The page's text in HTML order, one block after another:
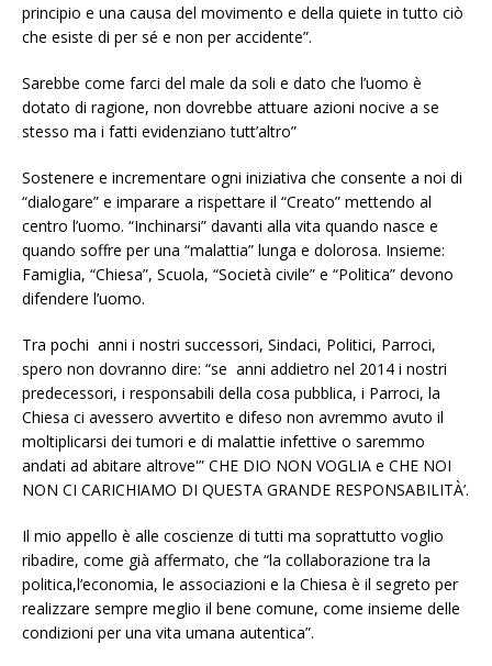
principio e una causa del movimento e della quiete in tutto ciò
che esiste di per sé e non per accidente”.
Sarebbe come farci del male da soli e dato che l’uomo è
dotato di ragione, non dovrebbe attuare azioni nocive a se
stesso ma i fatti evidenziano tutt’altro”
Sostenere e incrementare ogni iniziativa che consente a noi di
“dialogare” e imparare a rispettare il “Creato” mettendo al
centro l’uomo. “Inchinarsi” davanti alla vita quando nasce e
quando soffre per una “malattia” lunga e dolorosa. Insieme:
Famiglia, “Chiesa”, Scuola, “Società civile” e “Politica” devono
difendere l’uomo.
Tra pochi anni i nostri successori, Sindaci, Politici, Parroci,
spero non dovranno dire: “se anni addietro nel 2014 i nostri
predecessori, i responsabili della cosa pubblica, i Parroci, la
Chiesa ci avessero avvertito e difeso non avremmo avuto il
moltiplicarsi dei tumori e di malattie infettive o saremmo
andati ad abitare altrove'” CHE DIO NON VOGLIA e CHE NOI
NON CI CARICHIAMO DI QUESTA GRANDE RESPONSABILITÀ’.
Il mio appello è alle coscienze di tutti ma soprattutto voglio
ribadire, come già affermato, che “la collaborazione tra la
politica,l’economia, le associazioni e la Chiesa è il segreto per
realizzare sempre meglio il bene comune, come insieme delle
condizioni per una vita umana autentica”.